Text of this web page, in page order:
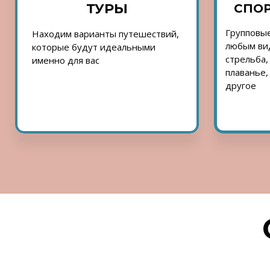
ТУРЫ
Находим варианты путешествий,
которые будут идеальными
именно для вас
любым
другое